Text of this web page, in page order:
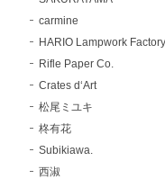
carmine
HARIO Lampwork Factory
Rifle Paper Co.
Crates d‘Art
松尾ミユキ
柊有花
Subikiawa.
西淑